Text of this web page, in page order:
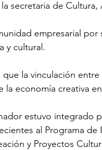
secretaria de
empresarial
y cultural.
que la vinculación
la economía creativa
estuvo integrado
al Programa
y Proyectos